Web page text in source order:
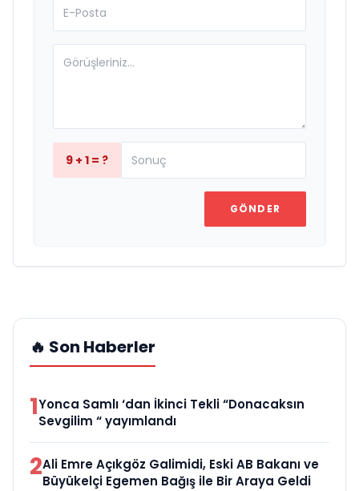
9 + 1 = ?
GÖNDER
🔥 Son Haberler
1Yonca Samlı ‘dan İkinci Tekli “Donacaksın
Sevgilim “ yayımlandı
2Ali Emre Açıkgöz Galimidi, Eski AB Bakanı ve
Büyükelçi Egemen Bağış ile Bir Araya Geldi